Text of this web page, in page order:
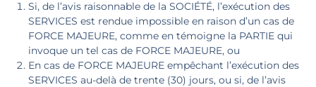
Si, de l’avis raisonnable de la SOCIÉTÉ, l’exécution des
SERVICES est rendue impossible en raison d’un cas de
FORCE MAJEURE, comme en témoigne la PARTIE qui
invoque un tel cas de FORCE MAJEURE, ou
En cas de FORCE MAJEURE empêchant l’exécution des
SERVICES au-delà de trente (30) jours, ou si, de l’avis